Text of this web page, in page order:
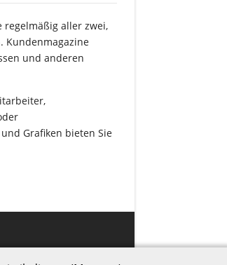
aller zwei,
Kundenmagazine
und anderen
Grafiken bieten Sie